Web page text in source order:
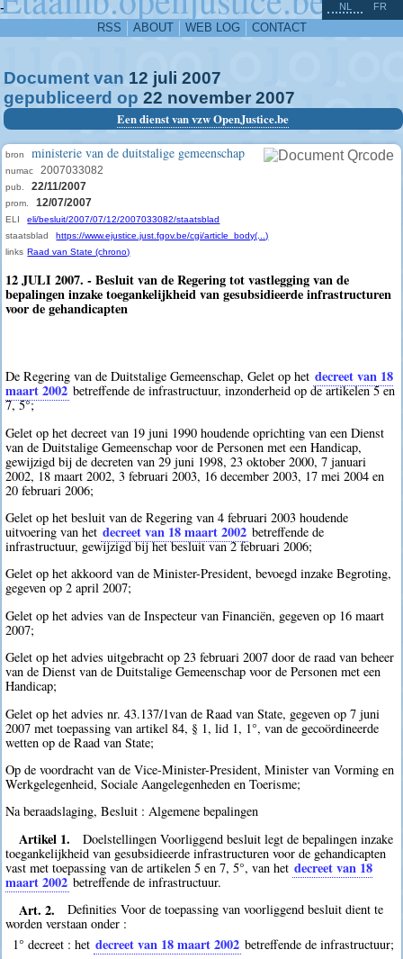
-
RSS ABOUT WEB LOG CONTACT
NL FR
Document van 12 juli 2007
gepubliceerd op 22 november 2007
Een dienst van vzw OpenJustice.be
bron ministerie van de duitstalige gemeenschap
numac 2007033082
pub. 22/11/2007
prom. 12/07/2007
ELI
eli/besluit/2007/07/12/2007033082/staatsblad
staatsblad
https://www.ejustice.just.fgov.be/cgi/article_body(...)
links Raad van State (chrono)
12 JULI 2007. - Besluit van de Regering tot vastlegging van de
bepalingen inzake toegankelijkheid van gesubsidieerde infrastructuren
voor de gehandicapten
De Regering van de Duitstalige Gemeenschap, Gelet op het decreet van 18
maart 2002 betreffende de infrastructuur, inzonderheid op de artikelen 5 en
7, 5°;
Gelet op het decreet van 19 juni 1990 houdende oprichting van een Dienst
van de Duitstalige Gemeenschap voor de Personen met een Handicap,
gewijzigd bij de decreten van 29 juni 1998, 23 oktober 2000, 7 januari
2002, 18 maart 2002, 3 februari 2003, 16 december 2003, 17 mei 2004 en
20 februari 2006;
Gelet op het besluit van de Regering van 4 februari 2003 houdende
uitvoering van het decreet van 18 maart 2002 betreffende de
infrastructuur, gewijzigd bij het besluit van 2 februari 2006;
Gelet op het akkoord van de Minister-President, bevoegd inzake Begroting,
gegeven op 2 april 2007;
Gelet op het advies van de Inspecteur van Financiën, gegeven op 16 maart
2007;
Gelet op het advies uitgebracht op 23 februari 2007 door de raad van beheer
van de Dienst van de Duitstalige Gemeenschap voor de Personen met een
Handicap;
Gelet op het advies nr. 43.137/1van de Raad van State, gegeven op 7 juni
2007 met toepassing van artikel 84, § 1, lid 1, 1°, van de gecoördineerde
wetten op de Raad van State;
Op de voordracht van de Vice-Minister-President, Minister van Vorming en
Werkgelegenheid, Sociale Aangelegenheden en Toerisme;
Na beraadslaging, Besluit : Algemene bepalingen
Artikel 1.
Doelstellingen Voorliggend besluit legt de bepalingen inzake
toegankelijkheid van gesubsidieerde infrastructuren voor de gehandicapten
vast met toepassing van de artikelen 5 en 7, 5°, van het decreet van 18
maart 2002 betreffende de infrastructuur.
Art. 2.
Definities Voor de toepassing van voorliggend besluit dient te
worden verstaan onder :
1° decreet : het decreet van 18 maart 2002 betreffende de infrastructuur;
^